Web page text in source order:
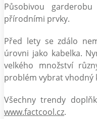
Působivou
přírodními prvky.
Před lety se zdálo
úrovni jako kabelka.
velkého množství
problém vybrat vhodný
Všechny trendy
www.factcool.cz.